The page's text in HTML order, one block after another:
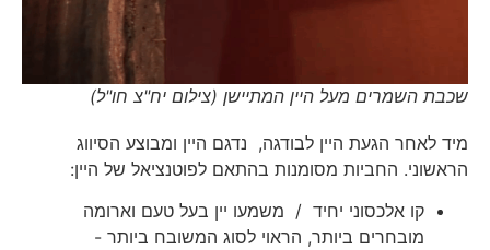
שכבת השמרים מעל היין המתיישן (צילום יח"צ חו"ל)
מיד לאחר הגעת היין לבודגה, נדגם היין ומבוצע הסיווג
הראשוני. החביות מסומנות בהתאם לפוטנציאל של היין:
קו אלכסוני יחיד / משמעו יין בעל טעם וארומה
מובחרים ביותר, הראוי לסוג המשובח ביותר -